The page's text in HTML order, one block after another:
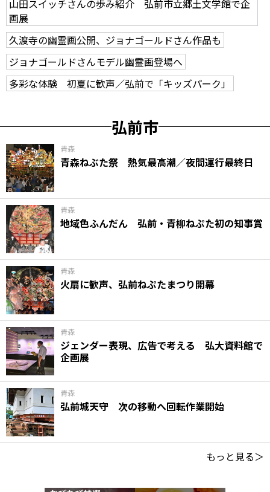
山田スイッチさんの歩み紹介 弘前市立郷土文学館で企
画展
久渡寺の幽霊画公開、ジョナゴールドさん作品も
ジョナゴールドさんモデル幽霊画登場へ
多彩な体験 初夏に歓声／弘前で「キッズパーク」
弘前市
青森
青森ねぶた祭 熱気最高潮／夜間運行最終日
青森
地域色ふんだん 弘前・青柳ねぷた初の知事賞
青森
火扇に歓声、弘前ねぷたまつり開幕
青森
ジェンダー表現、広告で考える 弘大資料館で
企画展
青森
弘前城天守 次の移動へ回転作業開始
もっと見る＞